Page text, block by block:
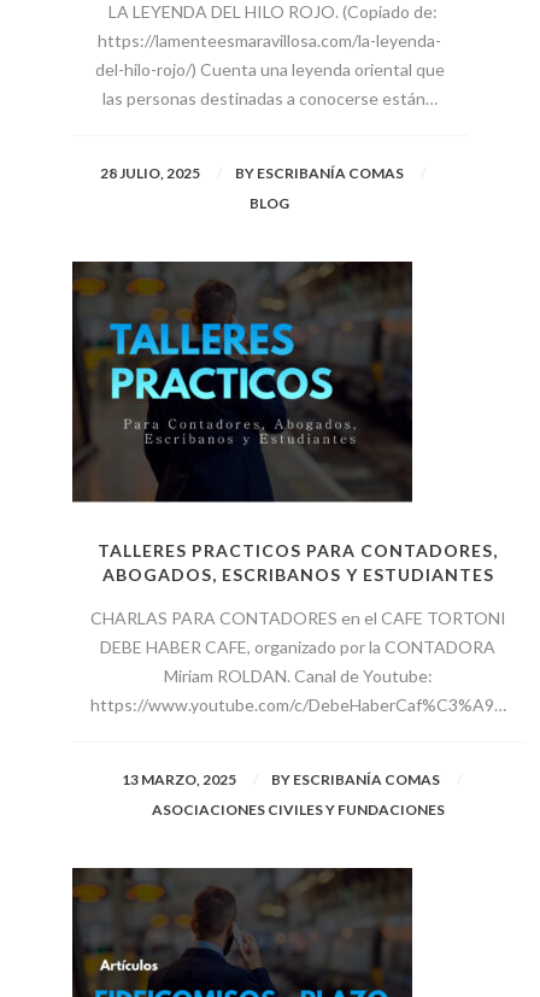
LA LEYENDA DEL HILO ROJO. (Copiado de:
https://lamenteesmaravillosa.com/la-leyenda-
del-hilo-rojo/) Cuenta una leyenda oriental que
las personas destinadas a conocerse están…
28 JULIO, 2025 BY ESCRIBANÍA COMAS
BLOG
TALLERES PRACTICOS PARA CONTADORES,
ABOGADOS, ESCRIBANOS Y ESTUDIANTES
CHARLAS PARA CONTADORES en el CAFE TORTONI
DEBE HABER CAFE, organizado por la CONTADORA
Miriam ROLDAN. Canal de Youtube:
https://www.youtube.com/c/DebeHaberCaf%C3%A9…
13 MARZO, 2025 BYESCRIBANÍA COMAS
ASOCIACIONES CIVILES Y FUNDACIONES